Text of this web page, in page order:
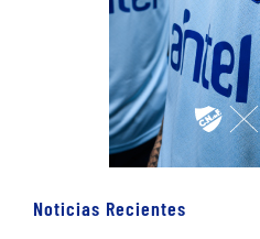
Noticias Recientes